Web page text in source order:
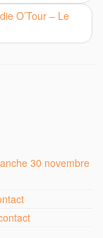
O’Tour – Le
30 novembre